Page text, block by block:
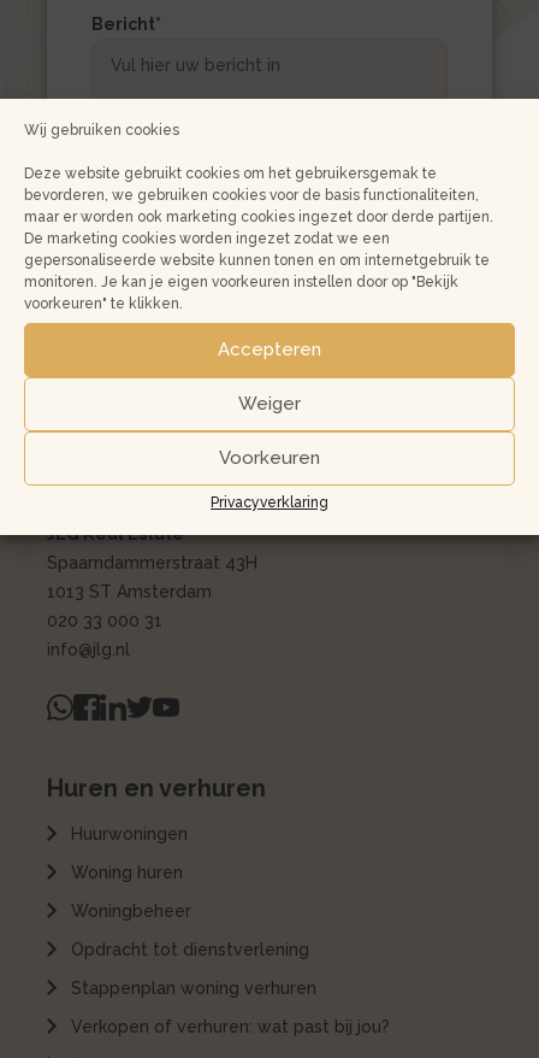
Wij gebruiken cookies
Deze website gebruikt cookies om het gebruikersgemak te
bevorderen, we gebruiken cookies voor de basis functionaliteiten,
maar er worden ook marketing cookies ingezet door derde partijen.
De marketing cookies worden ingezet zodat we een
gepersonaliseerde website kunnen tonen en om internetgebruik te
monitoren. Je kan je eigen voorkeuren instellen door op "Bekijk
voorkeuren" te klikken.
Accepteren
Weiger
Voorkeuren
Privacyverklaring
Bericht*
JLG Real Estate
Spaarndammerstraat 43H
1013 ST Amsterdam
020 33 000 31
info@jlg.nl
Huren en verhuren
Huurwoningen
Woning huren
Woningbeheer
Opdracht tot dienstverlening
Stappenplan woning verhuren
Verkopen of verhuren: wat past bij jou?